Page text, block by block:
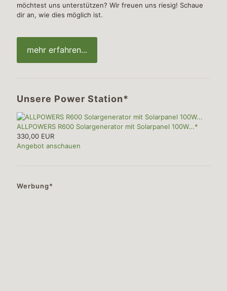
möchtest uns unterstützen? Wir freuen uns riesig! Schaue
dir an, wie dies möglich ist.
mehr erfahren...
Unsere Power Station*
ALLPOWERS R600 Solargenerator mit Solarpanel 100W...*
330,00 EUR
Angebot anschauen
Werbung*